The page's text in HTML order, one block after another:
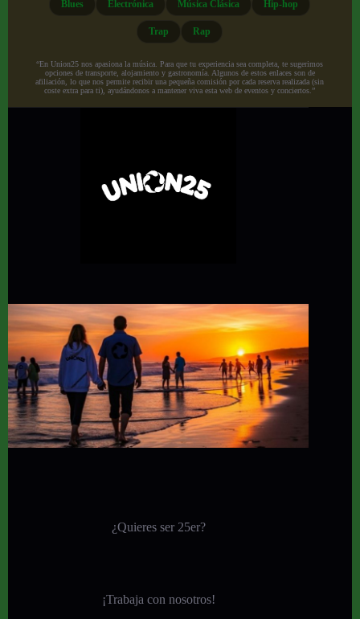
Blues Electrónica Música Clásica Hip-hop
Trap Rap
“En Union25 nos apasiona la música. Para que tu experiencia sea completa, te sugerimos
opciones de transporte, alojamiento y gastronomía. Algunos de estos enlaces son de
afiliación, lo que nos permite recibir una pequeña comisión por cada reserva realizada (sin
coste extra para ti), ayudándonos a mantener viva esta web de eventos y conciertos.”
¿Quieres ser 25er?
¡Trabaja con nosotros!